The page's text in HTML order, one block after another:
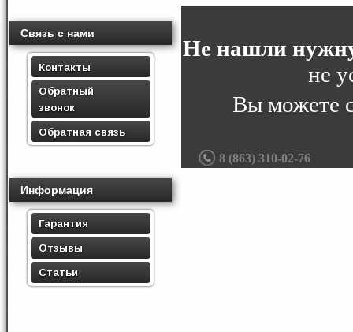
Связь с нами
Контакты
Обратный
звонок
Обратная связь
Информация
Гарантия
Отзывы
Статьи
Не нашли
не
Вы можете
8 (863) 310-02-76